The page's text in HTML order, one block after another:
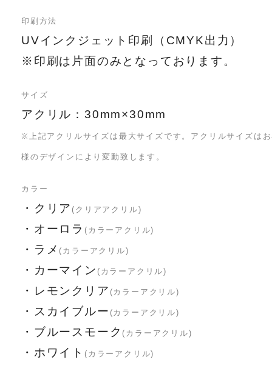
印刷方法
UVインクジェット印刷（CMYK出力）
※印刷は片面のみとなっております。
サイズ
アクリル：30mm×30mm
※上記アクリルサイズは最大サイズです。アクリルサイズは
様のデザインにより変動致します。
カラー
・クリア (クリアアクリル)
・オーロラ (カラーアクリル)
・ラメ (カラーアクリル)
・カーマイン (カラーアクリル)
・レモンクリア (カラーアクリル)
・スカイブルー (カラーアクリル)
・ブルースモーク (カラーアクリル)
・ホワイト (カラーアクリル)